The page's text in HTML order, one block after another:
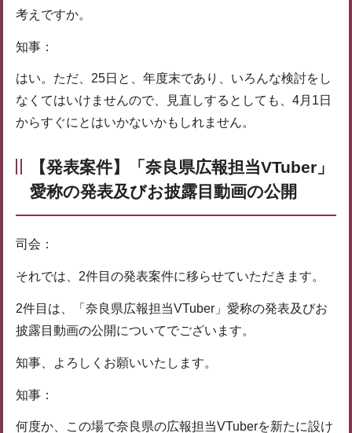
考えですか。
知事：
はい。ただ、25日と、年度末であり、いろんな検討をし
なくてはいけませんので、見直しするとしても、4月1日
からすぐにとはいかないかもしれません。
【発表案件】「奈良県広報担当VTuber」
愛称の発表及びお披露目動画の公開
司会：
それでは、2件目の発表案件に移らせていただきます。
2件目は、「奈良県広報担当VTuber」愛称の発表及びお
披露目動画の公開についてでございます。
知事、よろしくお願いいたします。
知事：
何度か、この場で奈良県の広報担当VTuberを新たに設け